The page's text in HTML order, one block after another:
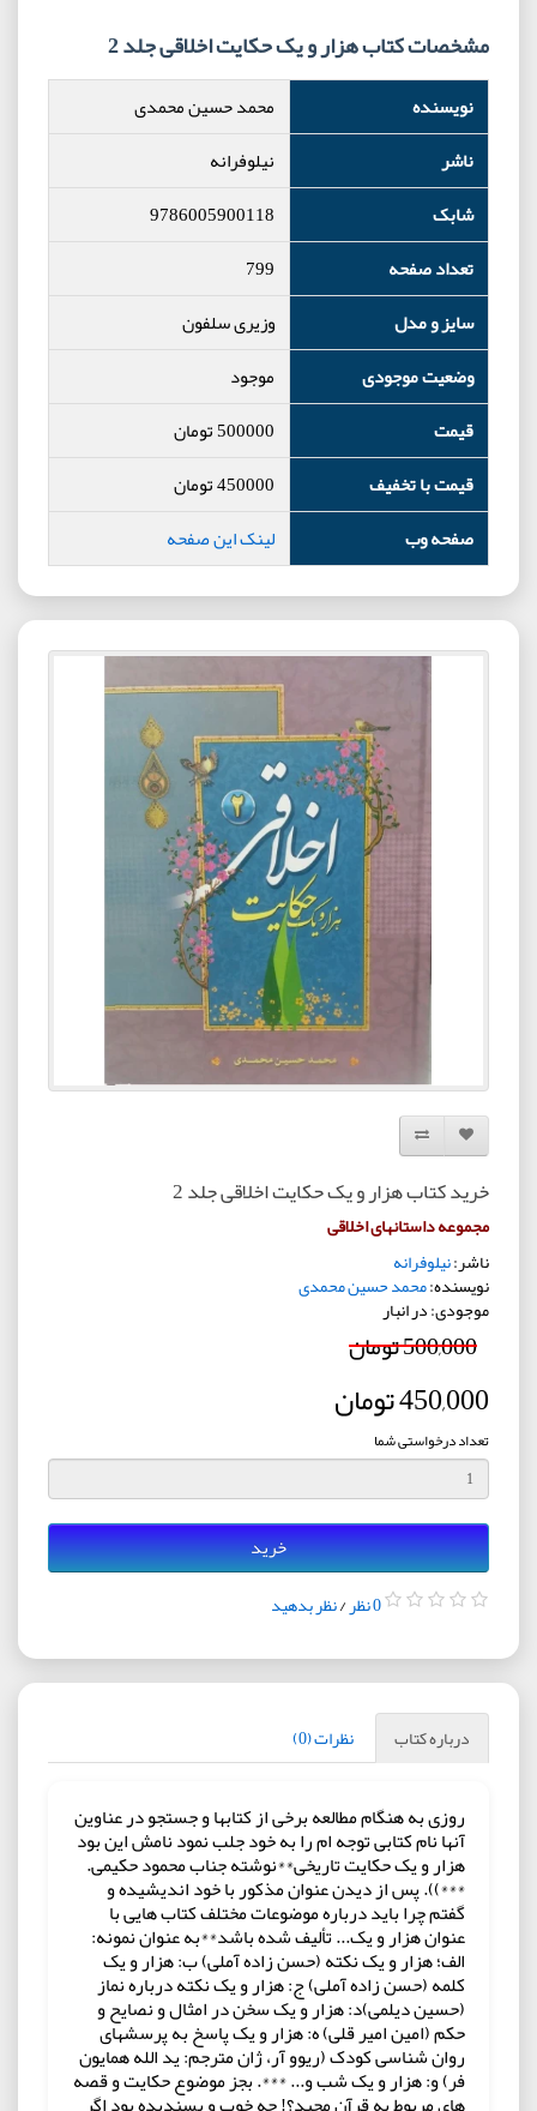
مشخصات کتاب هزار و یک حکایت اخلاقی جلد 2
نویسنده
محمد حسین محمدی
ناشر
نیلوفرانه
شابک
9786005900118
تعداد صفحه
799
سایز و مدل
وزیری سلفون
وضعیت موجودی
موجود
قیمت
500000تومان
قیمت با تخفیف
450000تومان
صفحه وب
لینک این صفحه
افزودن به لیست دلخواه
مقایسه این محصول
خرید کتاب هزار و یک حکایت اخلاقی جلد 2
مجموعه داستانهای اخلاقی
ناشر:نیلوفرانه
نویسنده:محمد حسین محمدی
موجودی: در انبار
500,000 تومان
450,000 تومان
تعداد درخواستی شما
خرید
0 نظر /نظر بدهید
درباره کتاب نظرات (0)
روزی به هنگام مطالعه برخی از کتابها و جستجو در عناوین
آنها نام کتابی توجه ام را به خود جلب نمود نامش این بود
هزار و یک حکایت تاریخی**نوشته جناب محمود حکیمی.
***)). پس از دیدن عنوان مذکور با خود اندیشیده و
گفتم چرا باید درباره موضوعات مختلف کتاب هایی با
عنوان هزار و یک... تألیف شده باشد**به عنوان نمونه:
الف؛ هزار و یک نکته (حسن زاده آملی) ب: هزار و یک
کلمه (حسن زاده آملی) ج: هزار و یک نکته درباره نماز
(حسین دیلمی)د: هزار و یک سخن در امثال و نصایح و
حکم (امین امیر قلی) ه: هزار و یک پاسخ به پرسشهای
روان شناسی کودک (ریوو آر، ژان مترجم: ید الله همایون
فر) و: هزار و یک شب و... ***. بجز موضوع حکایت و قصه